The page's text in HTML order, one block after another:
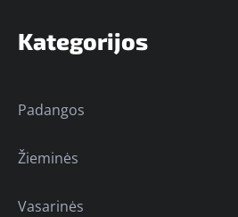
Kategorijos
Padangos
Žieminės
Vasarinės